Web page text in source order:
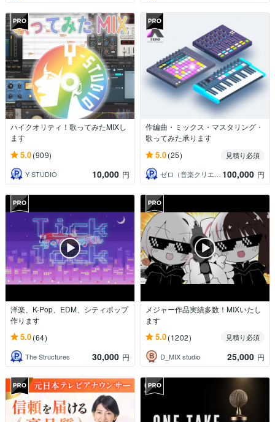
ハイクオリティ！歌ってみたMIXし
ます
5.0(909)
Y STUDIO 10,000 円
作編曲・ミックス・マスタリング・
歌ってみた承ります
5.0(25)
見積り必須
ゼロ（音楽クリエイター） 100,000 円
洋楽、K-Pop、EDM、シティポップ
作ります
5.0(64)
The Structures 30,000 円
メジャー作品実績多数！MIXいたし
ます
5.0(1202)
見積り必須
D_MIX studio
25,000 円